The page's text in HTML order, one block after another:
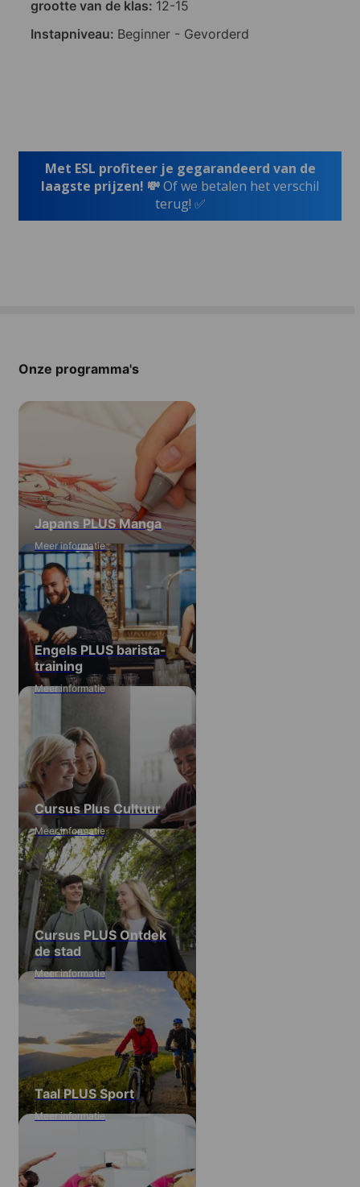
grootte van de klas: 12-15
Instapniveau: Beginner - Gevorderd
Met ESL profiteer je gegarandeerd van de
laagste prijzen! 💸Of we betalen het verschil
terug! ✅
Onze programma's
Japans PLUS Manga
Meer informatie
Engels PLUS barista-
training
Meer informatie
Cursus Plus Cultuur
Meer informatie
Cursus PLUS Ontdek
de stad
Meer informatie
Taal PLUS Sport
Meer informatie